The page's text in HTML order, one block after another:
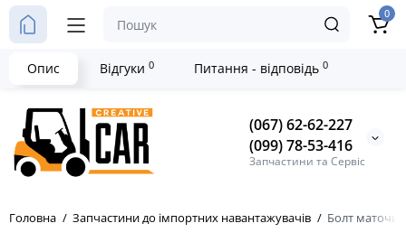
(067) 62-62-227
(099) 78-53-416
Запчастини та Сервіс
0
Головна Запчастини до імпортних навантажувачів Болт
Опис Відгуки 0 Питання - відповідь 0